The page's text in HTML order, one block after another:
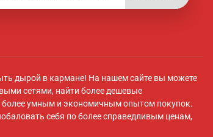
дырой в кармане! На нашем сайте вы можете
сетями, найти более дешевые
умным и экономичным опытом покупок.
себя по более справедливым ценам,